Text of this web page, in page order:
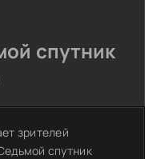
спутник
зрителей
спутник